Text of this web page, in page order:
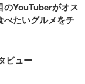
のYouTuberがオス
べたいグルメをチ
ビュー